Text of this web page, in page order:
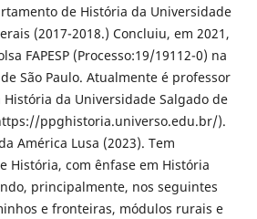
de História da Universidade
(2017-2018.) Concluiu, em 2021,
FAPESP (Processo:19/19112-0) na
São Paulo. Atualmente é professor
História da Universidade Salgado de
ppghistoria.universo.edu.br/).
América Lusa (2023). Tem
História, com ênfase em História
principalmente, nos seguintes
e fronteiras, módulos rurais e